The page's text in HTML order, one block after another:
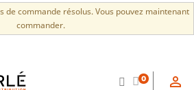
de commande résolus. Vous pouvez maintenant
commander.
0 